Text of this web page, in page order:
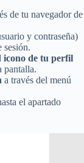
de tu navegador de
y contraseña)
sesión.
icono de tu perfil
pantalla.
a través del menú
el apartado